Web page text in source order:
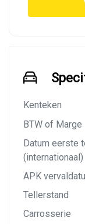
Kenteken
BTW of Marge
Datum eerste
(internationaal)
APK
Tellerstand
Carrosserie